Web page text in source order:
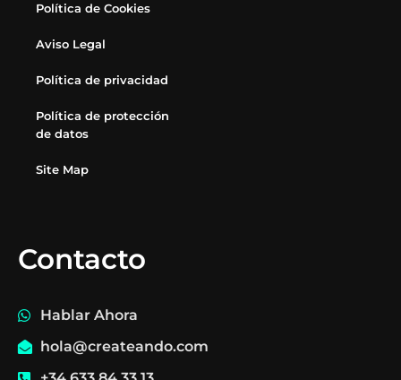
Política de Cookies
Aviso Legal
Política de privacidad
Política de protección
de datos
Site Map
Contacto
Hablar Ahora
hola@createando.com